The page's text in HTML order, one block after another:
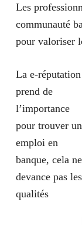
Les
communauté
pour valoriser
La e-réputation
prend de
l’importance
pour trouver un
emploi en
banque, cela ne
devance pas les
qualités